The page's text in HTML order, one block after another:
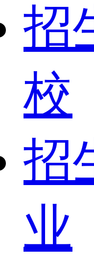
招
校
招
业